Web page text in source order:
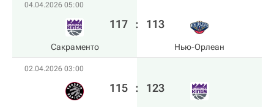
04.04.2026 05:00
Сакраменто
117 : 113
Нью-Орлеан
02.04.2026 03:00
115 : 123